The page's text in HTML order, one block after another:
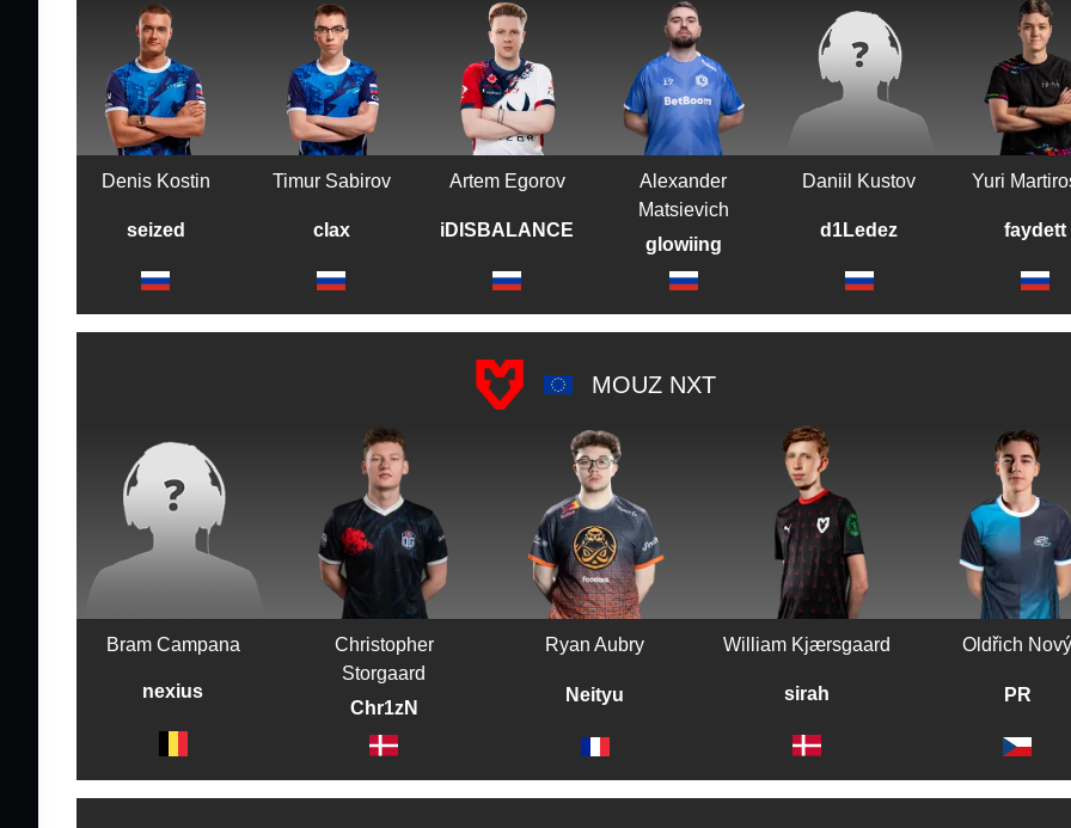
Denis Kostin
seized
Timur Sabirov
clax
Artem Egorov
iDISBALANCE
Alexander
Matsievich
glowiing
Daniil Kustov
d1Ledez
Yuri
faydett
MOUZ NXT
Bram Campana
nexius
Christopher
Storgaard
Chr1zN
Ryan Aubry
Neityu
William Kjærsgaard
sirah
Oldřich
PR